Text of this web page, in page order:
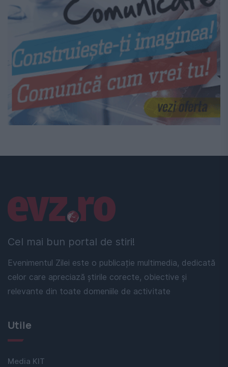
Cel mai bun portal de stiri!
Evenimentul Zilei este o publicație multimedia, dedicată
celor care apreciază știrile corecte, obiective și
relevante din toate domeniile de activitate
Linkuri utile
Utile
Media KIT